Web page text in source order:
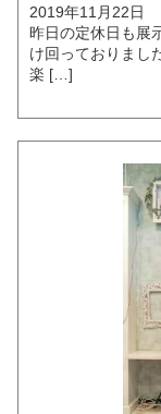
2019年11月22日
昨日の定休日も展
け回っておりまし
楽 […]